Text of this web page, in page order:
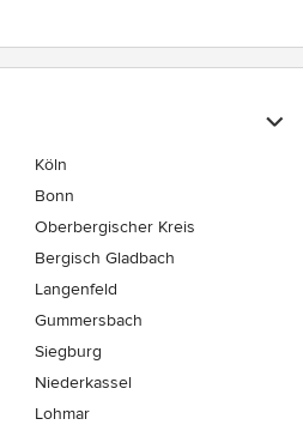
Köln
Bonn
Oberbergischer Kreis
Bergisch Gladbach
Langenfeld
Gummersbach
Siegburg
Niederkassel
Lohmar